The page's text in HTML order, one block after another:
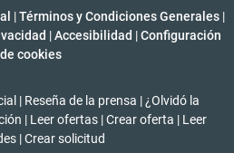
|Términos y Condiciones Generales |
| Accesibilidad | Configuración
de cookies
| Reseña de la prensa | ¿Olvidó la
| Leer ofertas | Crear oferta | Leer
|Crear solicitud